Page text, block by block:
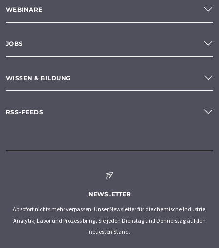
WEBINARE
JOBS
WISSEN & BILDUNG
RSS-FEEDS
NEWSLETTER
Ab sofort nichts mehr verpassen: Unser Newsletter für die chemische Industrie,
Analytik, Labor und Prozess bringt Sie jeden Dienstag und Donnerstag auf den
neuesten Stand.